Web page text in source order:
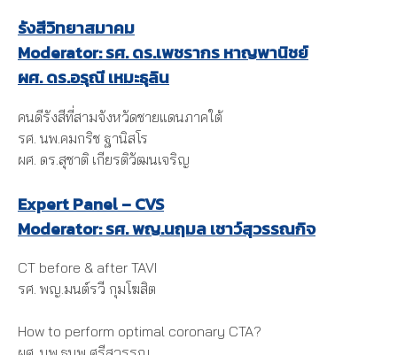
รังสีวิทยาสมาคม
Moderator: รศ. ดร.เพชรากร หาญพานิชย์
ผศ. ดร.อรุณี เหมะธุลิน
คนดีรังสีที่สามจังหวัดชายแดนภาคใต้
รศ. นพ.คมกริช ฐานิสโร
ผศ. ดร.สุชาติ เกียรติวัฒนเจริญ
Expert Panel – CVS
Moderator: รศ. พญ.นฤมล เชาว์สุวรรณกิจ
CT before & after TAVI
รศ. พญ.มนต์รวี กุมโฆสิต
How to perform optimal coronary CTA?